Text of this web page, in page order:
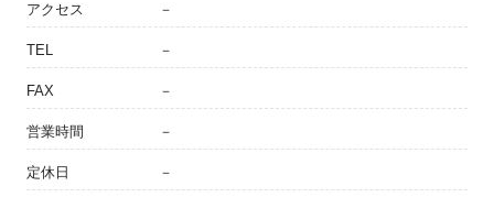
アクセス －
TEL －
FAX －
営業時間 －
定休日 －